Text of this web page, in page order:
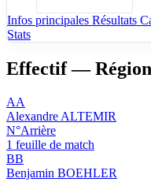
Infos principales Résultats
Stats
Effectif —
AA
Alexandre ALTEMIR
N°Arrière
1 feuille de match
BB
Benjamin BOEHLER